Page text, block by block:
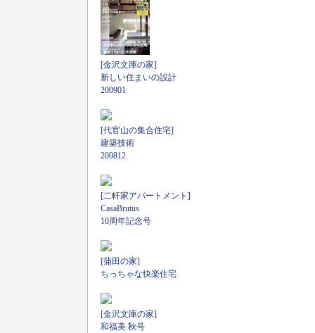
[金沢文庫の家]
新しい住まいの設計
200901
[代官山の集合住宅]
建築技術
200812
[二軒家アパートメント]
CasaBrutus
10周年記念号
[蒲田の家]
ちっちゃな快楽住宅
[金沢文庫の家]
和福美 秋号